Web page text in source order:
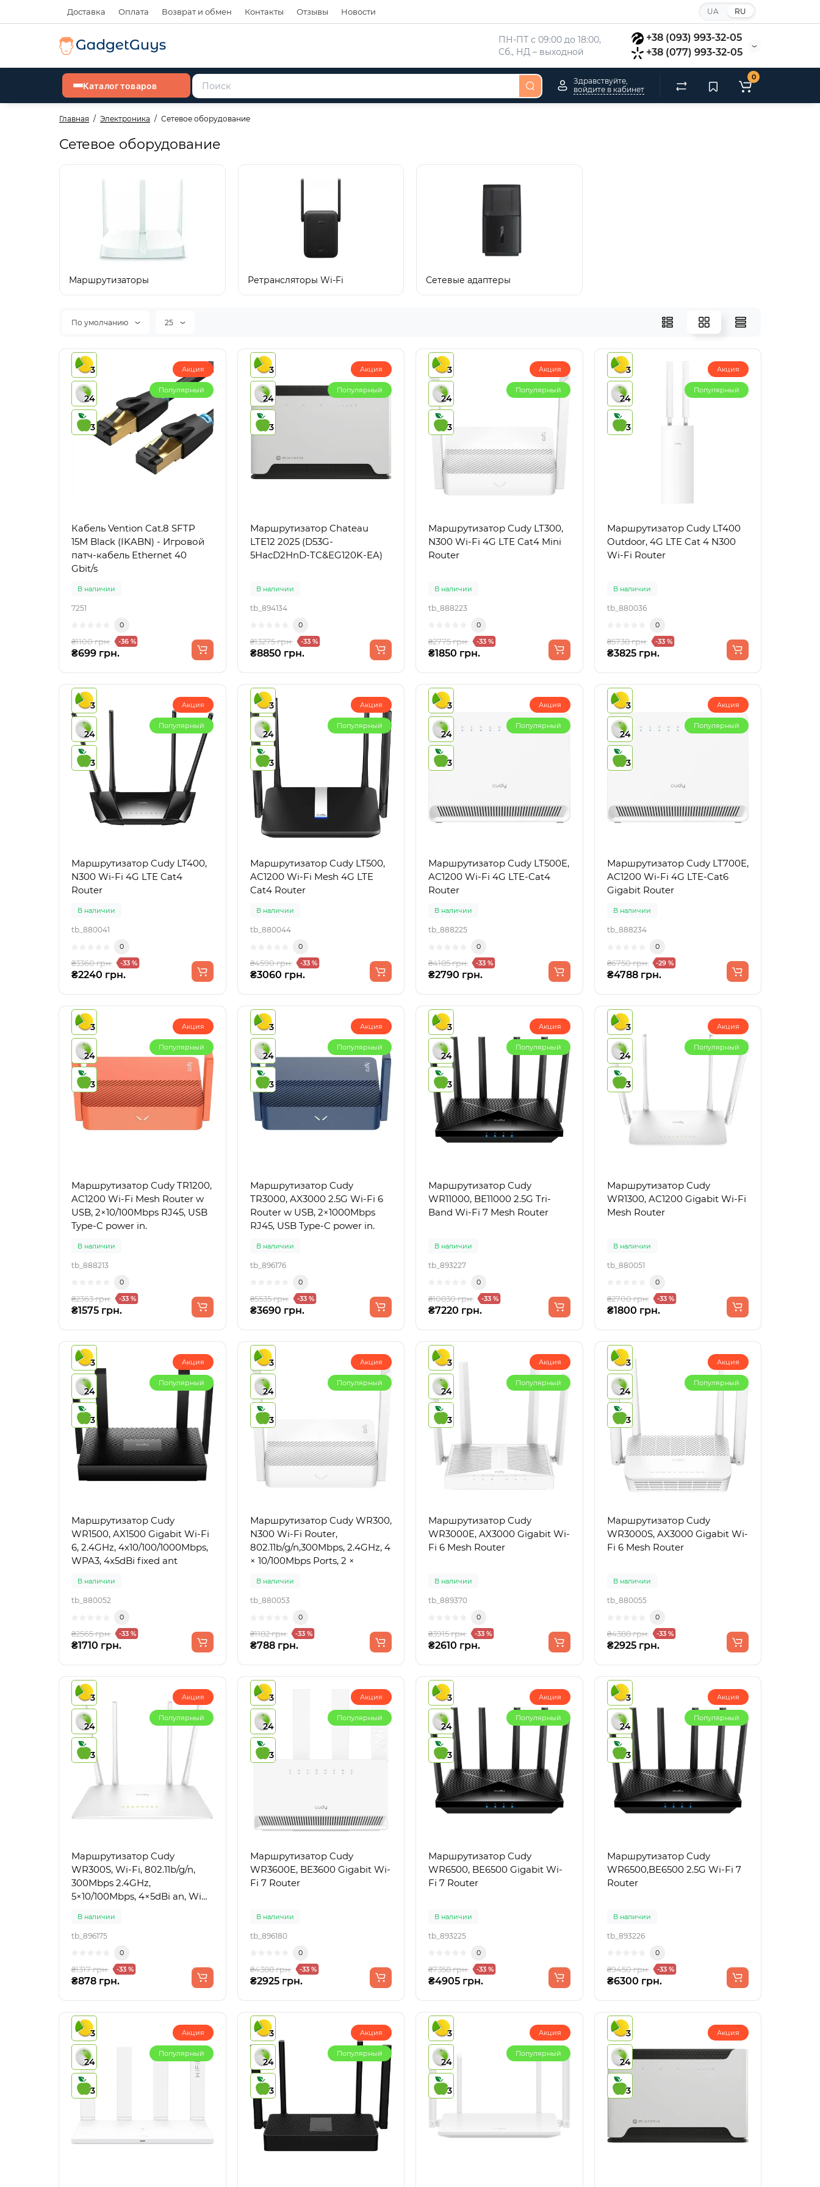
Доставка Оплата Возврат и обмен Контакты Отзывы Новости UA RU
ПН-ПТ с 09:00 до 18:00,
Сб., НД – выходной
+38 (093) 993-32-05
+38 (077) 993-32-05
Каталог товаров
Здравствуйте,
войдите в кабинет
0
Главная Электроника Сетевое оборудование
Сетевое оборудование
Маршрутизаторы Ретрансляторы Wi-Fi Сетевые адаптеры
По умолчанию 25
3
24
3
Акция
Популярный
Кабель Vention Cat.8 SFTP
15M Black (IKABN) - Игровой
патч-кабель Ethernet 40
Gbit/s
В наличии
7251
0
₴1100 грн. -36 %
₴699 грн.
3
24
3
Акция
Популярный
Маршрутизатор Chateau
LTE12 2025 (D53G-
5HacD2HnD-TC&EG120K-EA)
В наличии
tb_894134
0
₴13275 грн. -33 %
₴8850 грн.
3
24
3
Акция
Популярный
Маршрутизатор Cudy LT300,
N300 Wi-Fi 4G LTE Cat4 Mini
Router
В наличии
tb_888223
0
₴2775 грн. -33 %
₴1850 грн.
3
24
3
Акция
Популярный
Маршрутизатор Cudy LT400
Outdoor, 4G LTE Cat 4 N300
Wi-Fi Router
В наличии
tb_880036
0
₴5738 грн. -33 %
₴3825 грн.
3
24
3
Акция
Популярный
Маршрутизатор Cudy LT400,
N300 Wi-Fi 4G LTE Cat4
Router
В наличии
tb_880041
0
₴3360 грн. -33 %
₴2240 грн.
3
24
3
Акция
Популярный
Маршрутизатор Cudy LT500,
AC1200 Wi-Fi Mesh 4G LTE
Cat4 Router
В наличии
tb_880044
0
₴4590 грн. -33 %
₴3060 грн.
3
24
3
Акция
Популярный
Маршрутизатор Cudy LT500E,
AC1200 Wi-Fi 4G LTE-Cat4
Router
В наличии
tb_888225
0
₴4185 грн. -33 %
₴2790 грн.
3
24
3
Акция
Популярный
Маршрутизатор Cudy LT700E,
AC1200 Wi-Fi 4G LTE-Cat6
Gigabit Router
В наличии
tb_888234
0
₴6750 грн. -29 %
₴4788 грн.
3
24
3
Акция
Популярный
Маршрутизатор Cudy TR1200,
AC1200 Wi-Fi Mesh Router w
USB, 2×10/100Mbps RJ45, USB
Type-C power in.
В наличии
tb_888213
0
₴2363 грн. -33 %
₴1575 грн.
3
24
3
Акция
Популярный
Маршрутизатор Cudy
TR3000, AX3000 2.5G Wi-Fi 6
Router w USB, 2×1000Mbps
RJ45, USB Type-C power in.
В наличии
tb_896176
0
₴5535 грн. -33 %
₴3690 грн.
3
24
3
Акция
Популярный
Маршрутизатор Cudy
WR11000, BE11000 2.5G Tri-
Band Wi-Fi 7 Mesh Router
В наличии
tb_893227
0
₴10830 грн. -33 %
₴7220 грн.
3
24
3
Акция
Популярный
Маршрутизатор Cudy
WR1300, AC1200 Gigabit Wi-Fi
Mesh Router
В наличии
tb_880051
0
₴2700 грн. -33 %
₴1800 грн.
3
24
3
Акция
Популярный
Маршрутизатор Cudy
WR1500, AX1500 Gigabit Wi-Fi
6, 2.4GHz, 4x10/100/1000Mbps,
WPA3, 4x5dBi fixed ant
В наличии
tb_880052
0
₴2565 грн. -33 %
₴1710 грн.
3
24
3
Акция
Популярный
Маршрутизатор Cudy WR300,
N300 Wi-Fi Router,
802.11b/g/n,300Mbps, 2.4GHz, 4
× 10/100Mbps Ports, 2 ×
В наличии
tb_880053
0
₴1182 грн. -33 %
₴788 грн.
3
24
3
Акция
Популярный
Маршрутизатор Cudy
WR3000E, AX3000 Gigabit Wi-
Fi 6 Mesh Router
В наличии
tb_889370
0
₴3915 грн. -33 %
₴2610 грн.
3
24
3
Акция
Популярный
Маршрутизатор Cudy
WR3000S, AX3000 Gigabit Wi-
Fi 6 Mesh Router
В наличии
tb_880055
0
₴4388 грн. -33 %
₴2925 грн.
3
24
3
Акция
Популярный
Маршрутизатор Cudy
WR300S, Wi-Fi, 802.11b/g/n,
300Mbps 2.4GHz,
5×10/100Mbps, 4×5dBi an, WiFi,
В наличии
tb_896175
0
₴1317 грн. -33 %
₴878 грн.
3
24
3
Акция
Популярный
Маршрутизатор Cudy
WR3600E, BE3600 Gigabit Wi-
Fi 7 Router
В наличии
tb_896180
0
₴4388 грн. -33 %
₴2925 грн.
3
24
3
Акция
Популярный
Маршрутизатор Cudy
WR6500, BE6500 Gigabit Wi-
Fi 7 Router
В наличии
tb_893225
0
₴7358 грн. -33 %
₴4905 грн.
3
24
3
Акция
Популярный
Маршрутизатор Cudy
WR6500,BE6500 2.5G Wi-Fi 7
Router
В наличии
tb_893226
0
₴9450 грн. -33 %
₴6300 грн.
3
24
3
Акция
Популярный
3
24
3
Акция
Популярный
3
24
3
Акция
Популярный
3
24
3
Акция